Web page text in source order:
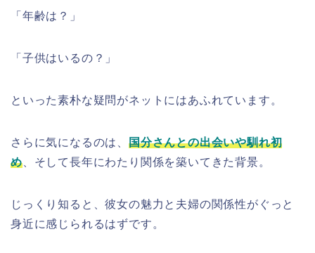
「年齢は？」
「子供はいるの？」
といった素朴な疑問がネットにはあふれています。
さらに気になるのは、 国分さんとの出会いや馴れ初
め、そして長年にわたり関係を築いてきた背景。
じっくり知ると、彼女の魅力と夫婦の関係性がぐっと
身近に感じられるはずです。